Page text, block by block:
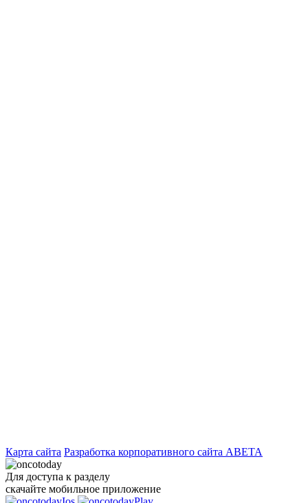
Карта сайта Разработка корпоративного сайта ABETA
Для доступа к разделу
скачайте мобильное приложение